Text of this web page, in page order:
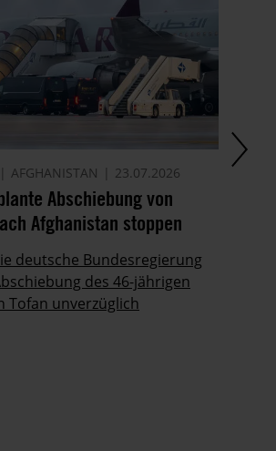
AFGHANISTAN 23.07.2026
Abschiebung von
Afghanistan stoppen
deutsche Bundesregierung
des 46-jährigen
Tofan unverzüglich